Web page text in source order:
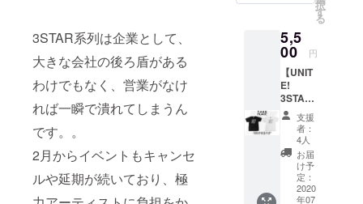
3STAR系列は企業として、
大きな会社の後ろ盾がある
わけでもなく、営業がなけ
れば一瞬で潰れてしまうん
です。。
2月からイベントもキャンセ
ルや延期が続いており、極
けにな
ります
(送料込
み)。
ズ展開
XL /
XXL ※支
援時に
ご希望
のサイ
ズをお
選びく
ださ
い。 *郵
送のみ
のお届
けにな
ります
択
す
る
5,5
00 円
【UNIT
E!
3STAR
Tee】半
袖Tシャ
Design
ed by :
TAKE
MIND'S
支援
者：
4人
お届
け予
定：
2020
年07